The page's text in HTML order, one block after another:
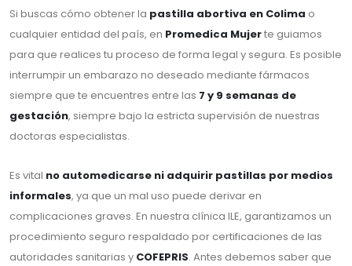
Si buscas cómo obtener la pastilla abortiva en Colima o
cualquier entidad del país, en Promedica Mujerte guiamos
para que realices tu proceso de forma legal y segura. Es posible
interrumpir un embarazo no deseado mediante fármacos
siempre que te encuentres entre las 7 y 9 semanas de
gestación, siempre bajo la estricta supervisión de nuestras
doctoras especialistas.
Es vital no automedicarse ni adquirir pastillas por medios
informales, ya que un mal uso puede derivar en
complicaciones graves. En nuestra clínica ILE, garantizamos un
procedimiento seguro respaldado por certificaciones de las
autoridades sanitarias y COFEPRIS. Antes debemos saber que